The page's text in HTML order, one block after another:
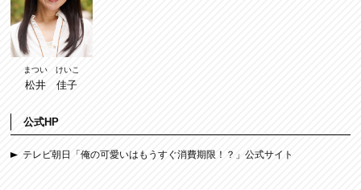
まつい けいこ
松井 佳子
公式HP
テレビ朝日「俺の可愛いはもうすぐ消費期限！？」公式サイト